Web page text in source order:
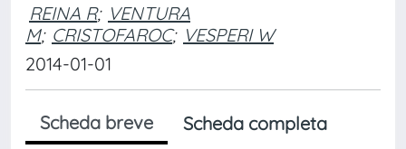
REINA R; VENTURA
M; CRISTOFAROC; VESPERI W
2014-01-01
Scheda breve
Scheda completa